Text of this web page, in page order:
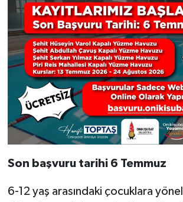
Son başvuru tarihi 6 Temmuz
6-12 yaş arasındaki çocuklara